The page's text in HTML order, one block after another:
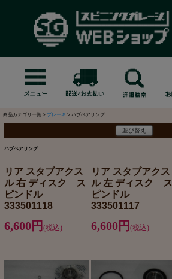
商品カテゴリ一覧 > ブレーキ > ハブベアリング
並び替え
ハブベアリング
リア スタブアクス
ル 右 ディスク ス
ピンドル
333501118
6,600円 (税込)
リア スタブアクス
ル 左 ディスク ス
ピンドル
333501117
6,600円 (税込)